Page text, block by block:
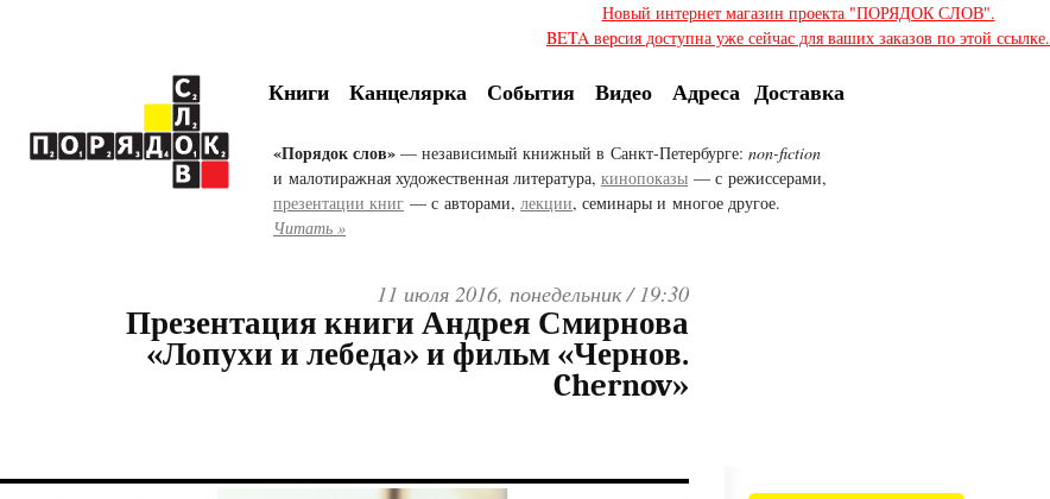
Новый интернет магазин проекта "ПОРЯДОК СЛОВ".
BETA версия доступна уже сейчас для ваших заказов по этой ссылке.
Книги Канцелярка События Видео Адреса Доставка
«Порядок слов» — независимый книжный в Санкт-Петербурге: non-fiction
и малотиражная художественная литература, кинопоказы — с режиссерами,
презентации книг — с авторами, лекции, семинары и многое другое.
Читать »
11 июля 2016, понедельник /19:30
Презентация книги Андрея Смирнова
«Лопухи и лебеда» и фильм «Чернов.
Chernov»